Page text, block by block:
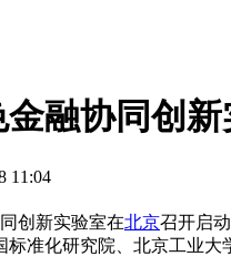
融协同创
11:04
创新实验室在北京召开启
准化研究院、北京工业